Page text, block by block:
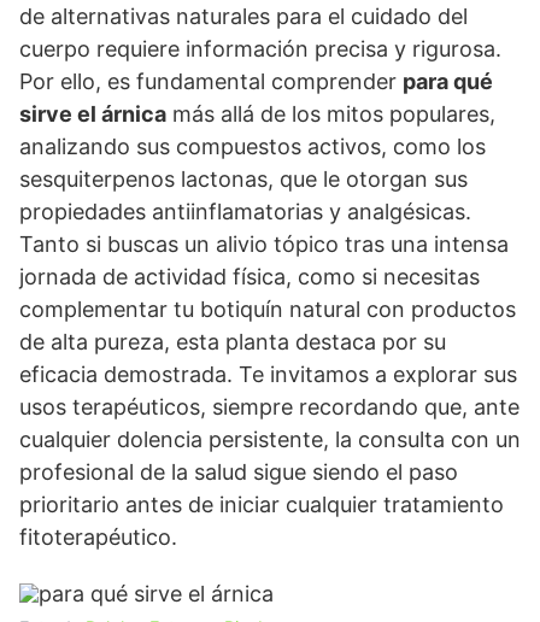
de alternativas naturales para el cuidado del
cuerpo requiere información precisa y rigurosa.
Por ello, es fundamental comprender para qué
sirve el árnica más allá de los mitos populares,
analizando sus compuestos activos, como los
sesquiterpenos lactonas, que le otorgan sus
propiedades antiinflamatorias y analgésicas.
Tanto si buscas un alivio tópico tras una intensa
jornada de actividad física, como si necesitas
complementar tu botiquín natural con productos
de alta pureza, esta planta destaca por su
eficacia demostrada. Te invitamos a explorar sus
usos terapéuticos, siempre recordando que, ante
cualquier dolencia persistente, la consulta con un
profesional de la salud sigue siendo el paso
prioritario antes de iniciar cualquier tratamiento
fitoterapéutico.